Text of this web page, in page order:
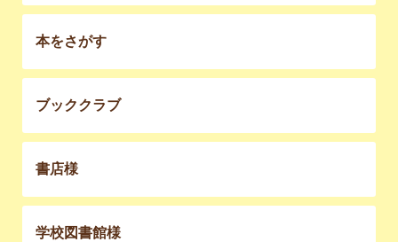
本をさがす
ブッククラブ
書店様
学校図書館様